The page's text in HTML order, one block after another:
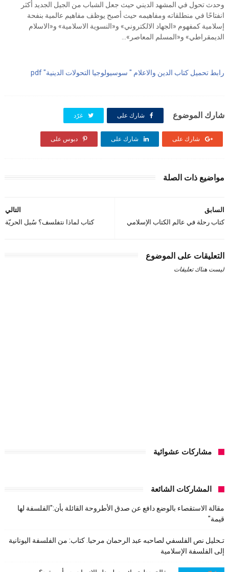
وحدث تحول في المشهد الديني حيث جعل الشباب من الجيل الجديد أكثر
انفتاحًا في منطلقاته ومفاهيمه حيث أصبح يوظف مفاهيم عالمية بنفحة
إسلامية كمفهوم «الجهاد الالكتروني» و«النسوية الاسلامية» و«الاسلام
الديمقراطي» و«المسلم المعاصر»…
رابط تحميل كتاب الدين والاعلام " سوسيولوجيا التحولات الدينية" pdf
شارك الموضوع شارك على غرّد
شارك على شارك على دبوس على
مواضيع ذات الصلة
التالي
كتاب لماذا نتفلسف؟ سُبل الحريّة
السابق
كتاب رحلة في عالم الكتاب الإسلامي
التعليقات على الموضوع
ليست هناك تعليقات
مشاركات عشوائية
المشاركات الشائعة
مقالة الاستقصاء بالوضع دافع عن صدق الأطروحة القائلة بأن:"الفلسفة لها
قيمة"
تـحليل نص الفلسفي لصاحبه عبد الرحمان مرحبا. كتاب: من الفلسفة اليونانية
إلى الفلسفة الإسلامية